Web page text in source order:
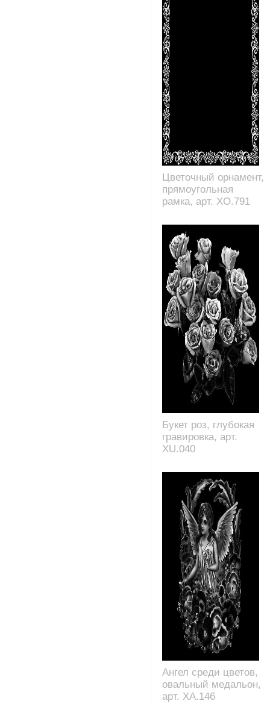
Цветочный орнамент,
прямоугольная
рамка, арт. XO.791
Букет роз, глубокая
гравировка, арт.
XU.040
Ангел среди цветов,
овальный медальон,
арт. XA.146